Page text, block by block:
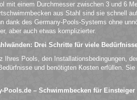
mit einem Durchmesser zwischen 3 und 6
aus Stahl sind sie schnell
dank des Germany-Pools-Systems ohne
aber auch etwas komplizierter.
Drei Schritte für viele
Ihres Pools, den Installationsbedingungen,
und benötigten Kosten erfüllen.
Pools.de – Schwimmbecken für Einsteiger